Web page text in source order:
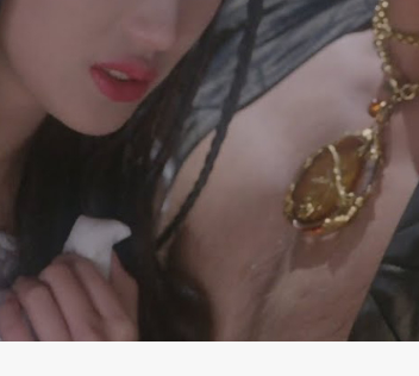
LINE EMAIL